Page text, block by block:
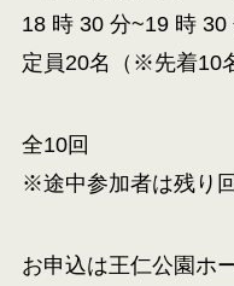
18 時 30 分~19 時 30
定員20名（※先着10
全10回
※途中参加者は残り
お申込は王仁公園ホ